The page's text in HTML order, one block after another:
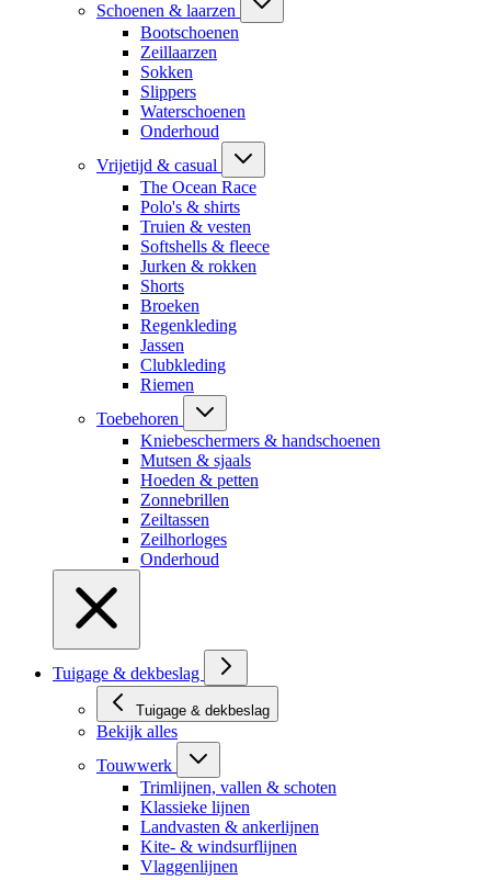
Schoenen & laarzen
Bootschoenen
Zeillaarzen
Sokken
Slippers
Waterschoenen
Onderhoud
Vrijetijd & casual
The Ocean Race
Polo's & shirts
Truien & vesten
Softshells & fleece
Jurken & rokken
Shorts
Broeken
Regenkleding
Jassen
Clubkleding
Riemen
Toebehoren
Kniebeschermers & handschoenen
Mutsen & sjaals
Hoeden & petten
Zonnebrillen
Zeiltassen
Zeilhorloges
Onderhoud
Tuigage & dekbeslag
Tuigage & dekbeslag
Bekijk alles
Touwwerk
Trimlijnen, vallen & schoten
Klassieke lijnen
Landvasten & ankerlijnen
Kite- & windsurflijnen
Vlaggenlijnen